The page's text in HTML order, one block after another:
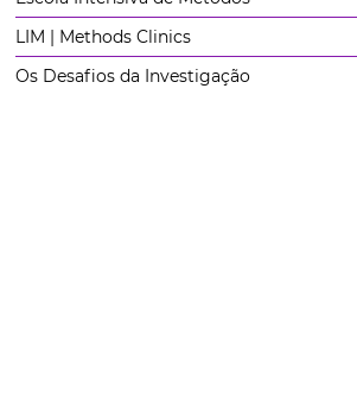
LIM | Methods Clinics
Os Desafios da Investigação